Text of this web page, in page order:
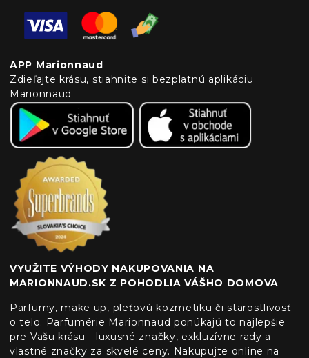
APP Marionnaud
Zdieľajte krásu, stiahnite si bezplatnú aplikáciu
Marionnaud
VYUŽITE VÝHODY NAKUPOVANIA NA
MARIONNAUD.SK Z POHODLIA VÁŠHO DOMOVA
Parfumy, make up, pleťovú kozmetiku či starostlivosť
o telo. Parfumérie Marionnaud ponúkajú to najlepšie
pre Vašu krásu - luxusné značky, exkluzívne rady a
vlastné značky za skvelé ceny. Nakupujte online na